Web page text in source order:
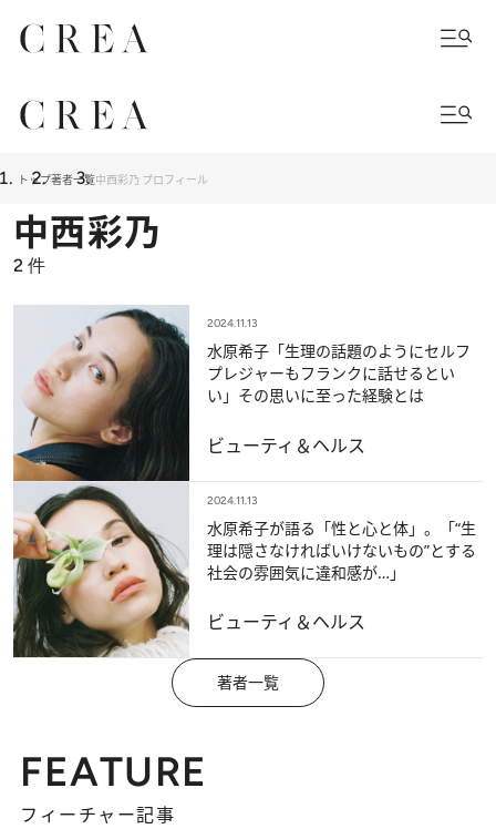
トップ著者一覧中西彩乃 プロフィール
中西彩乃
2 件
2024.11.13
水原希子「生理の話題のようにセルフ
プレジャーもフランクに話せるとい
い」その思いに至った経験とは
ビューティ＆ヘルス
2024.11.13
水原希子が語る「性と心と体」。「“生
理は隠さなければいけないもの”とする
社会の雰囲気に違和感が…」
ビューティ＆ヘルス
著者一覧
FEATURE
フィーチャー記事